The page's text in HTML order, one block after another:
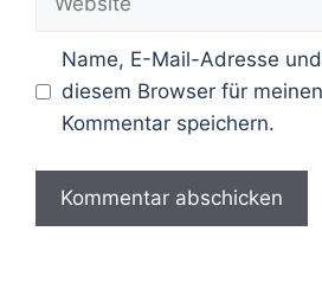
Name, E-Mail-Adresse
diesem Browser für
Kommentar speichern.